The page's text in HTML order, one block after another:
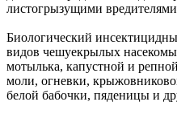
листогрызущими
Биологический
видов чешуекрылых
мотылька, капустной и
моли, огневки,
белой бабочки, пяденицы и